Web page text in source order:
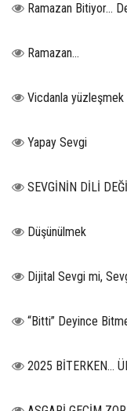
Ramazan Bitiyor…
Ramazan…
Vicdanla
Yapay Sevgi
SEVGİNİN DİLİ
Düşünülmek
Dijital Sevgi mi,
“Bitti” Deyince
2025 BİTERKEN…